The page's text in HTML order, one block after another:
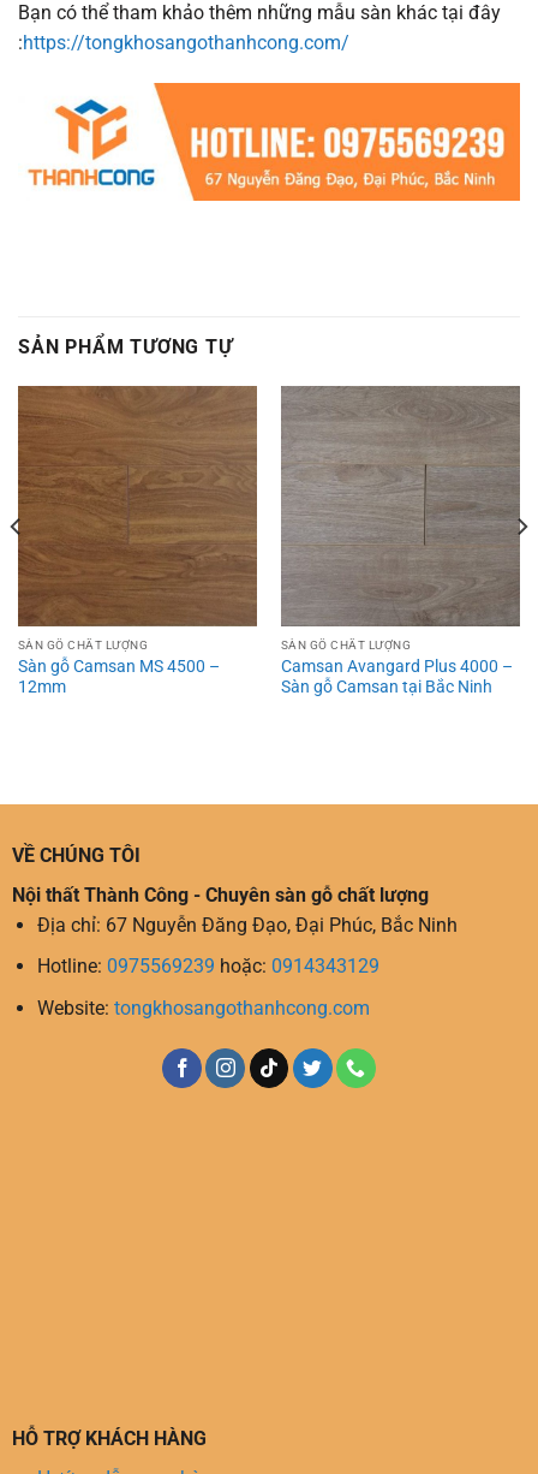
Bạn có thể tham khảo thêm những mẫu sàn khác tại đây
:https://tongkhosangothanhcong.com/
SẢN PHẨM TƯƠNG TỰ
SÀN GỖ CHẤT LƯỢNG
Sàn gỗ Camsan MS 4500 –
12mm
SÀN GỖ CHẤT LƯỢNG
Camsan Avangard Plus 4000 –
Sàn gỗ Camsan tại Bắc Ninh
VỀ CHÚNG TÔI
Nội thất Thành Công - Chuyên sàn gỗ chất lượng
Địa chỉ: 67 Nguyễn Đăng Đạo, Đại Phúc, Bắc Ninh
Hotline: 0975569239 hoặc: 0914343129
Website: tongkhosangothanhcong.com
HỖ TRỢ KHÁCH HÀNG